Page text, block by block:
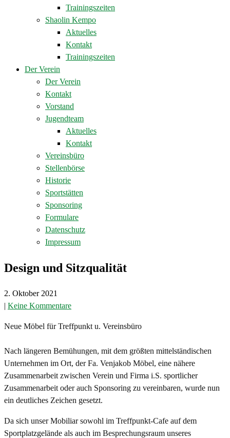
Trainingszeiten
Shaolin Kempo
Aktuelles
Kontakt
Trainingszeiten
Der Verein
Der Verein
Kontakt
Vorstand
Jugendteam
Aktuelles
Kontakt
Vereinsbüro
Stellenbörse
Historie
Sportstätten
Sponsoring
Formulare
Datenschutz
Impressum
Design und Sitzqualität
2. Oktober 2021
| Keine Kommentare
Neue Möbel für Treffpunkt u. Vereinsbüro
Nach längeren Bemühungen, mit dem größten mittelständischen
Unternehmen im Ort, der Fa. Venjakob Möbel, eine nähere
Zusammenarbeit zwischen Verein und Firma i.S. sportlicher
Zusammenarbeit oder auch Sponsoring zu vereinbaren, wurde nun
ein deutliches Zeichen gesetzt.
Da sich unser Mobiliar sowohl im Treffpunkt-Cafe auf dem
Sportplatzgelände als auch im Besprechungsraum unseres